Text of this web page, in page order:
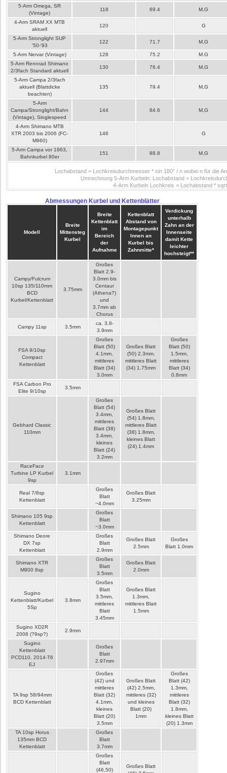
Lochabstand = Lochkreisdurchmesser * sin 180° / n wobei n für die
Umrechnung 5-Arm Kurbeln: Lochabstand =
4-Arm Kurbeln Lochkreis = Lochabstand *
5-Arm Omega, SR
(Vintage)
118 69.4 M,G
4-Arm SRAM XX MTB
aktuell
120 G
5-Arm Stronglight SUP
'50-'93
122 71.7 M,G
5-Arm Nervar (Vintage) 128 75.2
M.G
5-Arm Rennrad Shimano
2/3fach Standard aktuell
130 76.4 M,G
5-Arm Campa 2/3fach
aktuell (Blattdicke
beachten)
135 79.4 M,G
5-Arm
Campa/Stronglight/Bahn
(Vintage), Singlespeed
144 84.6 M,G
4-Arm Shimano MTB
XTR 2003 bis 2006 (FC-
M960)
146 G
5-Arm Campa vor 1963,
Bahnkurbel 80er
151 88.8 M,G
Abmessungen Kurbel und Kettenblätter
Modell
Breite
Mittensteg
Kurbel
Breite
Kettenblatt
im
Bereich
der
Aufnahme
Kettenblatt
Abstand von
Montagepunkt
Innen an
Kurbel bis
Zahnmitte*
Verdickung
unterhalb
Zahn an der
Innenseite
damit Kette
leichter
hochsteigt**
Campy/Fulcrum
10sp 135/110mm
BCD
Kurbel/Kettenblatt
3.75mm
Großes
Blatt 2.9-
3.0mm bis
Centaur
(Athena?)
und
3.7mm ab
Chorus
Campy 11sp 3.5mm
ca. 3.8-
3.9mm
FSA 9/10sp
Compact
Kettenblatt
Großes
Blatt (50)
4.1mm,
mittleres
Blatt (34)
3.0mm
Großes Blatt
(50) 2.3mm,
mittleres Blatt
(34) 1.75mm
Großes
Blatt (50)
1.5mm,
mittleres
Blatt (34)
0.8mm
FSA Carbon Pro
Elite 9/10sp
3.5mm
Gebhard Classic
110mm
Großes
Blatt (54)
3.4mm,
mittleres
Blatt (38)
3.4mm,
kleines
Blatt (24)
3.2mm
Großes Blatt
(54) 1.8mm,
mittleres Blatt
(38) 1.8mm,
kleines Blatt
(24) 1.4mm
RaceFace
Turbine LP Kurbel
9sp
3.1mm
Real 7/8sp
Kettenblatt
Großes
Blatt
~4.0mm
Großes Blatt
3.25mm
Shimano 105 9sp
Kettenblatt
Großes
Blatt
~3.0mm
Shimano Deore
DX 7sp
Kettenblatt
Großes
Blatt
2.9mm
Großes Blatt
2.5mm
Großes
Blatt 1.0mm
Shimano XTR
M900 8sp
Großes
Blatt
3.5mm
Großes Blatt
2.0mm
Sugino
Kettenblatt/Kurbel
5Sp
3.8mm
Großes
Blatt
3.5mm,
mittleres
Blatt
3.45mm
Großes Blatt
1.3mm,
mittleres Blatt
1.5mm
Sugino XD2R
2008 (?9sp?)
2.9mm
Sugino
Kettenblatt
PCD110, 2014-T6
EJ
Großes
Blatt
2.97mm
TA 9sp 58/94mm
BCD Kettenblatt
Großes
(42) und
mittleres
Blatt (32)
4.1mm,
kleines
Blatt (20)
3.5mm
Großes Blatt
(42) 2.5mm,
mittleres (32)
und kleines
Blatt (20)
1mm
Großes
Blatt (42)
1.3mm,
mittleres
Blatt (32)
1.8mm,
kleines Blatt
(20) 1.3mm
TA 10sp Horus
135mm BCD
Kettenblatt
Großes
Blatt
3.7mm
Großes
Blatt
(46,50)
Großes Blatt